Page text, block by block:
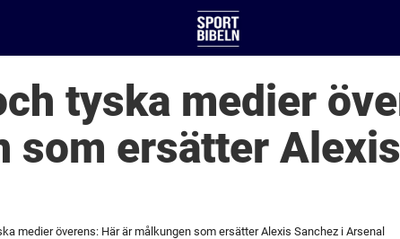
tyska medier
som ersätter
medier överens: Här är målkungen som ersätter Alexis Sanchez i Arsenal